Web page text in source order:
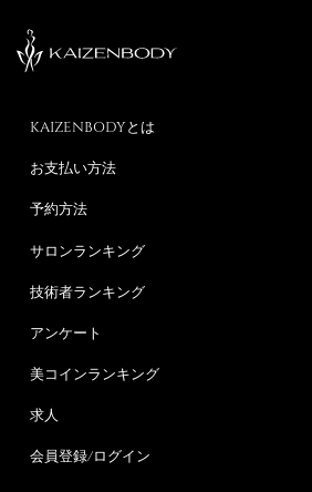
KAIZENBODYとは
お支払い方法
予約方法
サロンランキング
技術者ランキング
アンケート
美コインランキング
求人
会員登録/ログイン